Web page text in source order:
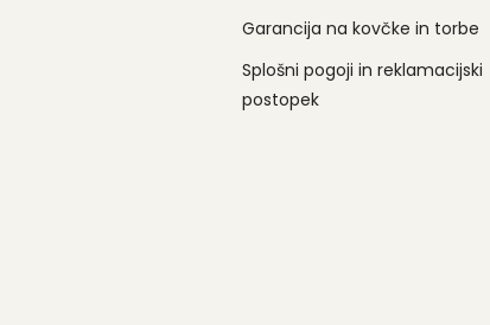
Garancija na kovčke in torbe
Splošni pogoji in reklamacijski
postopek